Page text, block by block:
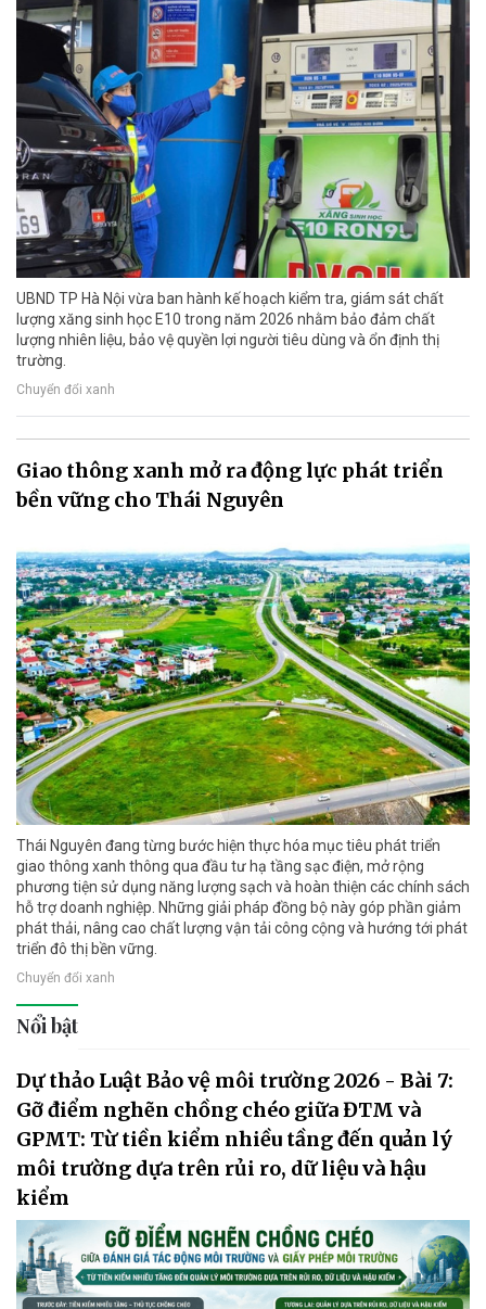
UBND TP Hà Nội vừa ban hành kế hoạch kiểm tra, giám sát chất
lượng xăng sinh học E10 trong năm 2026 nhằm bảo đảm chất
lượng nhiên liệu, bảo vệ quyền lợi người tiêu dùng và ổn định thị
trường.
Chuyển đổi xanh
Giao thông xanh mở ra động lực phát triển
bền vững cho Thái Nguyên
Thái Nguyên đang từng bước hiện thực hóa mục tiêu phát triển
giao thông xanh thông qua đầu tư hạ tầng sạc điện, mở rộng
phương tiện sử dụng năng lượng sạch và hoàn thiện các chính sách
hỗ trợ doanh nghiệp. Những giải pháp đồng bộ này góp phần giảm
phát thải, nâng cao chất lượng vận tải công cộng và hướng tới phát
triển đô thị bền vững.
Chuyển đổi xanh
Nổi bật
Dự thảo Luật Bảo vệ môi trường 2026 - Bài 7:
Gỡ điểm nghẽn chồng chéo giữa ĐTM và
GPMT: Từ tiền kiểm nhiều tầng đến quản lý
môi trường dựa trên rủi ro, dữ liệu và hậu
kiểm